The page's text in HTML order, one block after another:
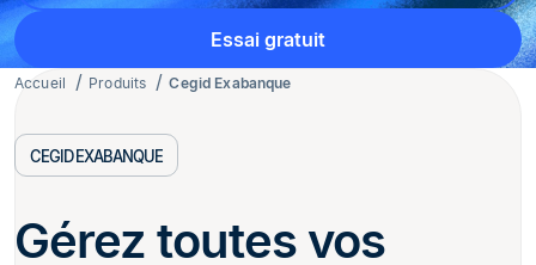
Essai gratuit
Accueil Produits Cegid Exabanque
CEGID EXABANQUE
Gérez toutes vos